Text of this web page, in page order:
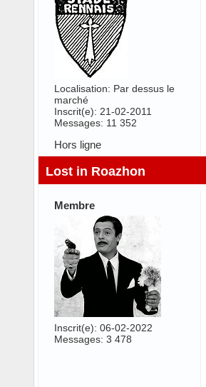
Localisation: Par dessus le
marché
Inscrit(e): 21-02-2011
Messages: 11 352
Hors ligne
Lost in Roazhon
Membre
Inscrit(e): 06-02-2022
Messages: 3 478